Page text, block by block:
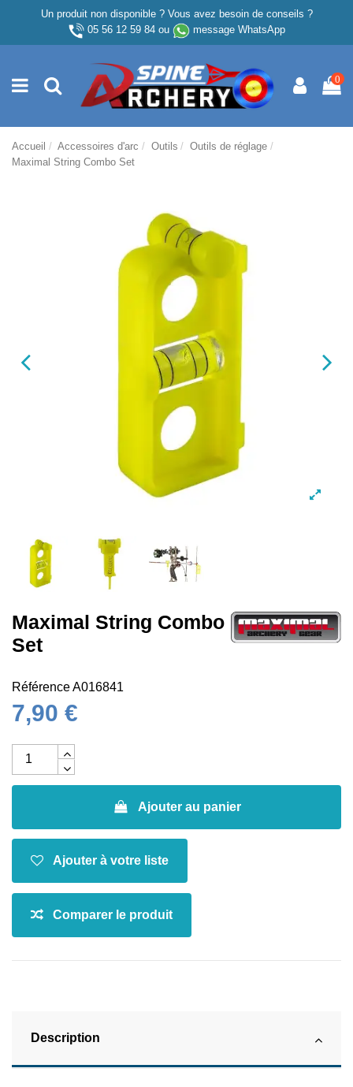
Un produit non disponible ? Vous avez besoin de conseils ?
05 56 12 59 84ou message WhatsApp
0
Accueil Accessoires d'arc Outils
Outils de réglage
Maximal String Combo Set
Maximal String Combo
Set
RéférenceA016841
7,90 €
Ajouter au panier
Description